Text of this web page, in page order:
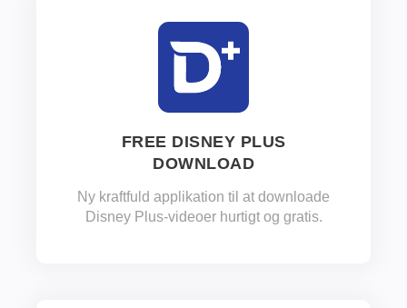
FREE DISNEY PLUS
DOWNLOAD
Ny kraftfuld applikation til at downloade
Disney Plus-videoer hurtigt og gratis.